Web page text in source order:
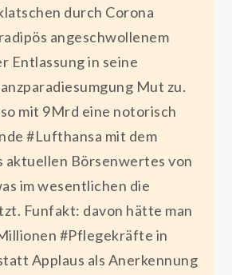
durch Corona
angeschwollenem
Entlassung in seine
Mut zu.
mit 9Mrd eine notorisch
#Lufthansa mit dem
aktuellen Börsenwertes von
im wesentlichen die
Funfakt: davon hätte man
#Pflegekräfte in
Applaus als Anerkennung